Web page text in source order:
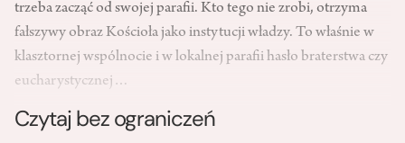
trzeba zacząć od swojej parafii. Kto tego nie zrobi, otrzyma
fałszywy obraz Kościoła jako instytucji władzy. To właśnie w
klasztornej wspólnocie i w lokalnej parafii hasło braterstwa czy
eucharystycznej…
Czytaj bez ograniczeń